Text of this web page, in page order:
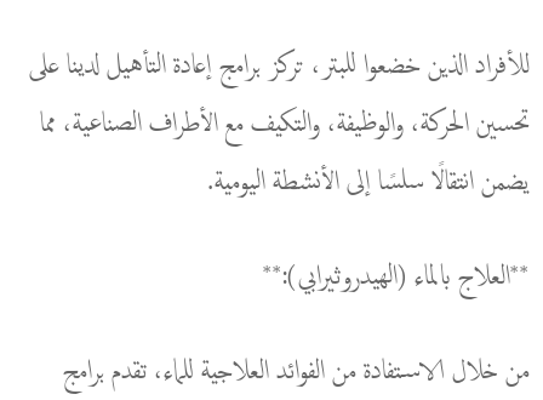
للأفراد الذين خضعوا للبتر، تركز برامج إعادة التأهيل لدينا على
تحسين الحركة، والوظيفة، والتكيف مع الأطراف الصناعية، مما
يضمن انتقالًا سلسًا إلى الأنشطة اليومية.
**العلاج بالماء (الهيدروثيرابي):**
من خلال الاستفادة من الفوائد العلاجية للماء، تقدم برامج